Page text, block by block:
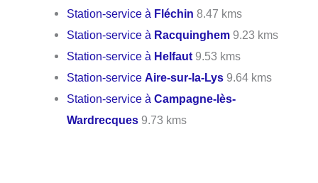
Station-service à Fléchin 8.47 kms
Station-service à Racquinghem 9.23 kms
Station-service à Helfaut 9.53 kms
Station-serviceAire-sur-la-Lys 9.64 kms
Station-service àCampagne-lès-
Wardrecques 9.73 kms